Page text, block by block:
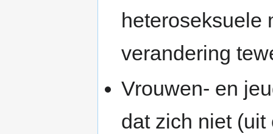
heteroseksuele
verandering
Vrouwen- en
dat zich niet